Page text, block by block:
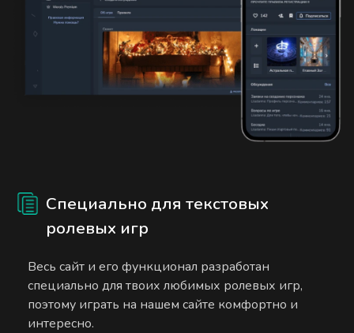
Специально для текстовых
ролевых игр
Весь сайт и его функционал разработан
специально для твоих любимых ролевых игр,
поэтому играть на нашем сайте комфортно и
интересно.